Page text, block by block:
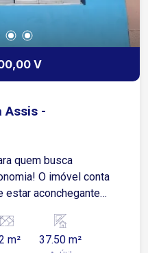
e infantil,
áreas de convivência
segurança e
V
Assis -
quem busca
O imóvel conta
estar aconchegante
Quarto de
3 aparelhos
m² 37.50 m²